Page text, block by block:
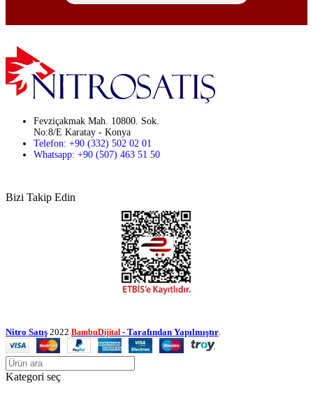
Fevziçakmak Mah. 10800. Sok.
No:8/E Karatay - Konya
Telefon: +90 (332) 502 02 01
Whatsapp: +90 (507) 463 51 50
Bizi Takip Edin
Nitro Satış 2022 BambuDijital - Tarafından Yapılmıştır
Kategori seç